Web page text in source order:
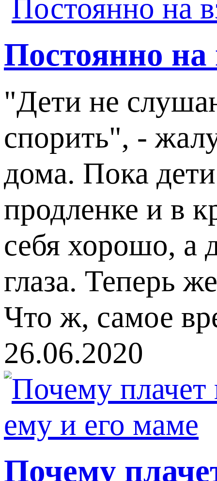
Постоянно на
"Дети не
спорить", -
дома. Пока
продленке и в
себя хорошо, а
глаза. Теперь
Что ж, самое
26.06.2020
Почему